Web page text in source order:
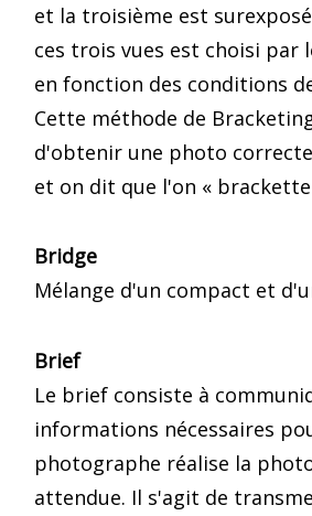
et la troisième est
ces trois vues est choisi par
en fonction des conditions
Cette méthode de
d'obtenir une photo
et on dit que l'on « brackette
Bridge
Mélange d'un compact et
Brief
Le brief consiste à
informations nécessaires
photographe réalise la
attendue. Il s'agit de